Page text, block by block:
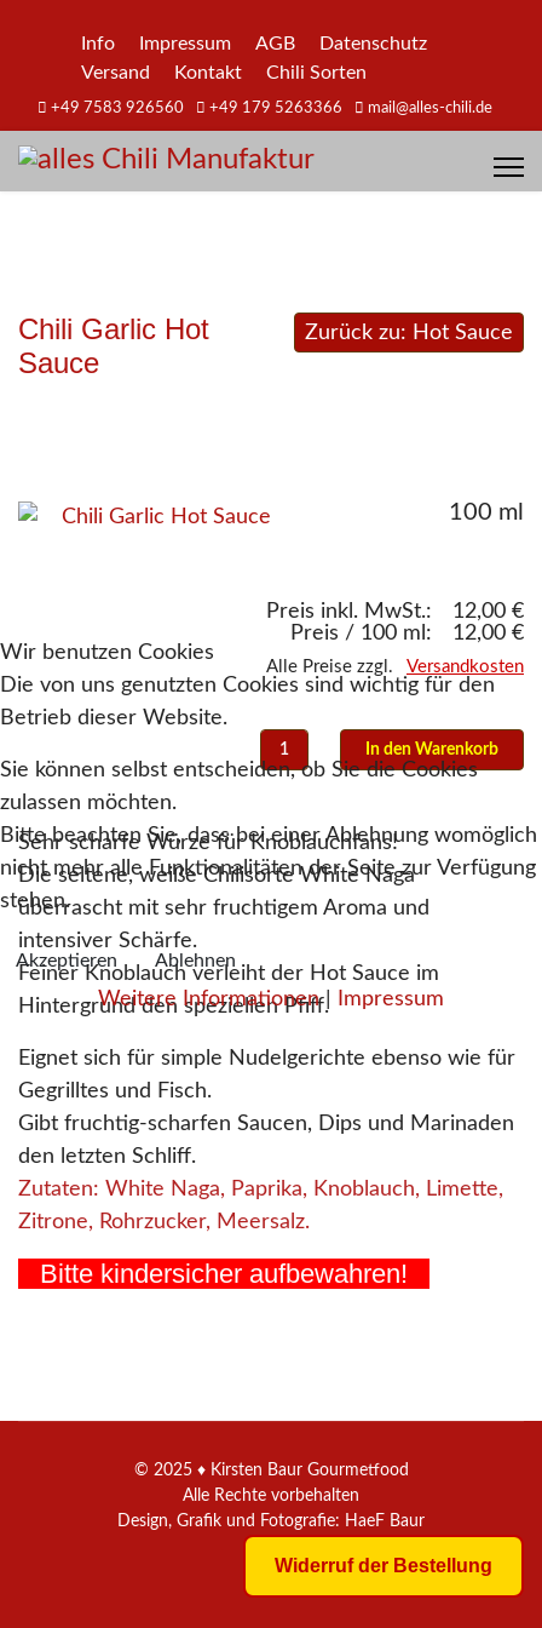
Info Impressum AGB
Datenschutz
Versand
Kontakt Chili Sorten
+49 7583 926560 +49 179 5263366 mail@alles-chili.de
Zurück zu: Hot Sauce
Chili Garlic Hot
Sauce
100 ml
Preis inkl. MwSt.:
12,00 €
Preis / 100 ml:
12,00 €
Alle Preise zzgl. Versandkosten
Sehr scharfe Würze für Knoblauchfans!
Die seltene, weiße Chilisorte White Naga
überrascht mit sehr fruchtigem Aroma und
intensiver Schärfe.
Feiner Knoblauch verleiht der Hot Sauce im
Hintergrund den speziellen Pfiff.
Eignet sich für simple Nudelgerichte ebenso wie für
Gegrilltes und Fisch.
Gibt fruchtig-scharfen Saucen, Dips und Marinaden
den letzten Schliff.
Zutaten: White Naga, Paprika, Knoblauch, Limette,
Zitrone, Rohrzucker, Meersalz.
Bitte kindersicher aufbewahren!
© 2025 ♦ Kirsten Baur Gourmetfood
Alle Rechte vorbehalten
Design, Grafik und Fotografie: HaeF Baur
Widerruf der Bestellung
Wir benutzen Cookies
Die von uns genutzten Cookies sind wichtig für den
Betrieb dieser Website.
Sie können selbst entscheiden, ob Sie die Cookies
zulassen möchten.
Bitte beachten Sie, dass bei einer Ablehnung womöglich
nicht mehr alle Funktionalitäten der Seite zur Verfügung
stehen.
Akzeptieren Ablehnen
Weitere Informationen| Impressum